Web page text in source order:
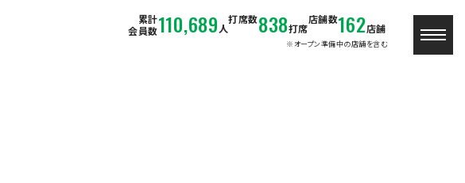
累計
会員数110,689 人
打席数838打席
店舗数162店舗
※オープン準備中の店舗を含む